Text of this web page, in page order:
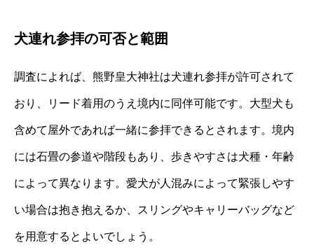
犬連れ参拝の可否と範囲
調査によれば、熊野皇大神社は犬連れ参拝が許可されて
おり、リード着用のうえ境内に同伴可能です。大型犬も
含めて屋外であれば一緒に参拝できるとされます。境内
には石畳の参道や階段もあり、歩きやすさは犬種・年齢
によって異なります。愛犬が人混みによって緊張しやす
い場合は抱き抱えるか、スリングやキャリーバッグなど
を用意するとよいでしょう。